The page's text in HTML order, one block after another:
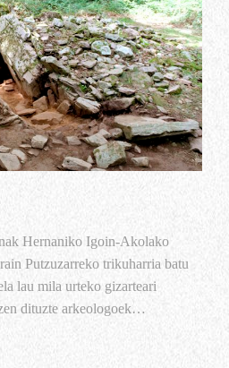
Hernaniko Igoin-Akolako
Putzuzarreko trikuharria batu
lau mila urteko gizarteari
dituzte arkeologoek…